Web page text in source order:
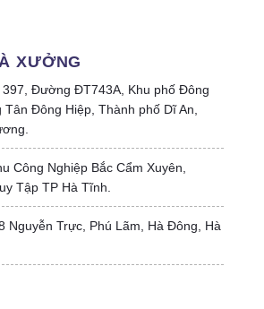
XƯỞNG
Đường ĐT743A, Khu phố Đông
Đông Hiệp, Thành phố Dĩ An,
Công Nghiệp Bắc Cẩm Xuyên,
Tập TP Hà Tĩnh.
Nguyễn Trực, Phú Lãm, Hà Đông, Hà